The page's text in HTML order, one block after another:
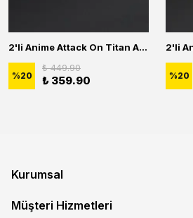
2'li Anime Attack On Titan Acrylic Maria Anime Naruto Erkek Kadın Kolye Seti
%20
₺ 449.90
₺ 359.90 %20
Kurumsal
Müşteri Hizmetleri